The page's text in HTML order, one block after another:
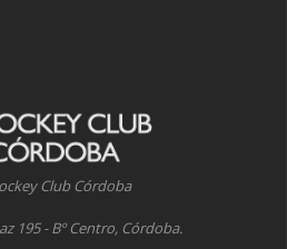
Club Córdoba
195 - Bº Centro, Córdoba.